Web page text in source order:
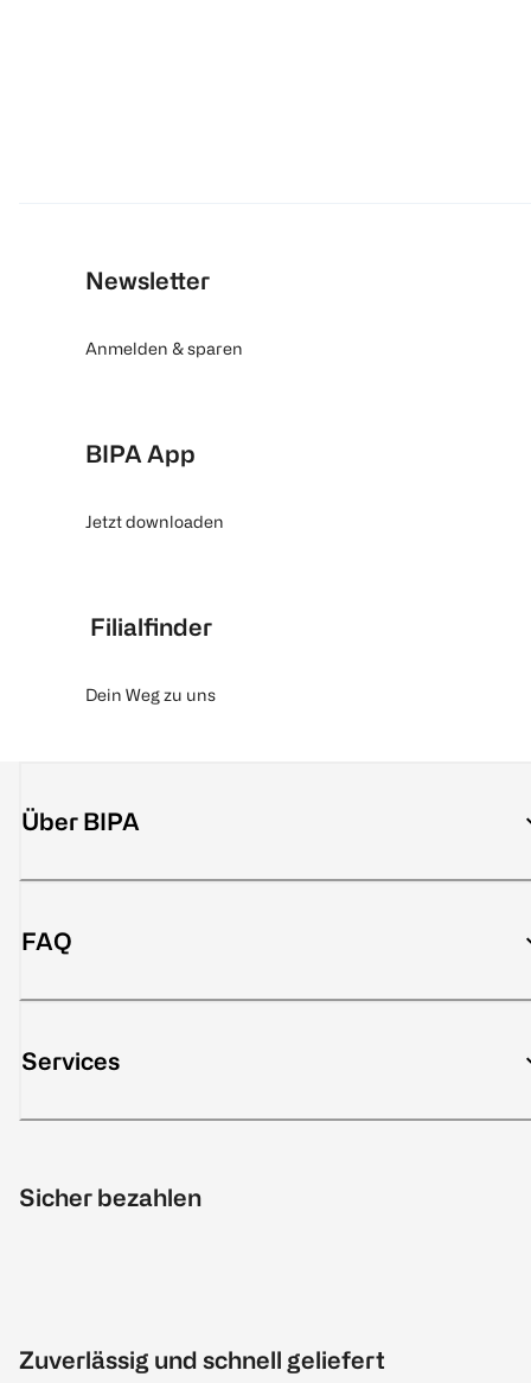
Newsletter
Anmelden & sparen
BIPA App
Jetzt downloaden
Filialfinder
Dein Weg zu uns
Über BIPA
FAQ
Services
Sicher bezahlen
Zuverlässig und schnell geliefert